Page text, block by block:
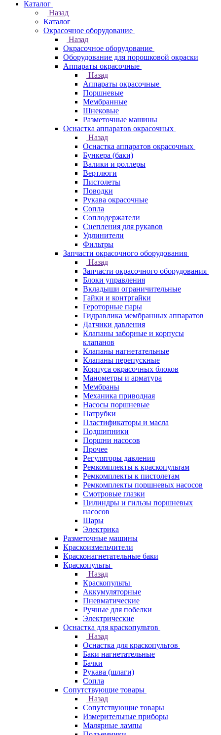
Каталог
Назад
Каталог
Окрасочное оборудование
Назад
Окрасочное оборудование
Оборудование для порошковой окраски
Аппараты окрасочные
Назад
Аппараты окрасочные
Поршневые
Мембранные
Шнековые
Разметочные машины
Оснастка аппаратов окрасочных
Назад
Оснастка аппаратов окрасочных
Бункера (баки)
Валики и роллеры
Вертлюги
Пистолеты
Поводки
Рукава окрасочные
Сопла
Соплодержатели
Сцепления для рукавов
Удлинители
Фильтры
Запчасти окрасочного оборудования
Назад
Запчасти окрасочного оборудования
Блоки управления
Вкладыши ограничительные
Гайки и контргайки
Героторные пары
Гидравлика мембранных аппаратов
Датчики давления
Клапаны заборные и корпусы
клапанов
Клапаны нагнетательные
Клапаны перепускные
Корпуса окрасочных блоков
Манометры и арматура
Мембраны
Механика приводная
Насосы поршневые
Патрубки
Пластификаторы и масла
Подшипники
Поршни насосов
Прочее
Регуляторы давления
Ремкомплекты к краскопультам
Ремкомплекты к пистолетам
Ремкомплекты поршневых насосов
Смотровые глазки
Цилиндры и гильзы поршневых
насосов
Шары
Электрика
Разметочные машины
Краскоизмельчители
Красконагнетательные баки
Краскопульты
Назад
Краскопульты
Аккумуляторные
Пневматические
Ручные для побелки
Электрические
Оснастка для краскопультов
Назад
Оснастка для краскопультов
Баки нагнетательные
Бачки
Рукава (шлаги)
Сопла
Сопутствующие товары
Назад
Сопутствующие товары
Измерительные приборы
Малярные лампы